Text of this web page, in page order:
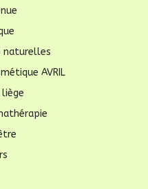
naturelles
AVRIL